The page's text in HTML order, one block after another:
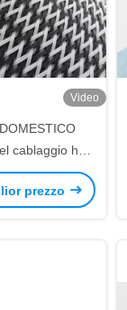
Video
cablaggio ha
di manicotto
prezzo